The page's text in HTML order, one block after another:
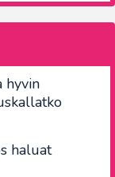
hyvin
haluat